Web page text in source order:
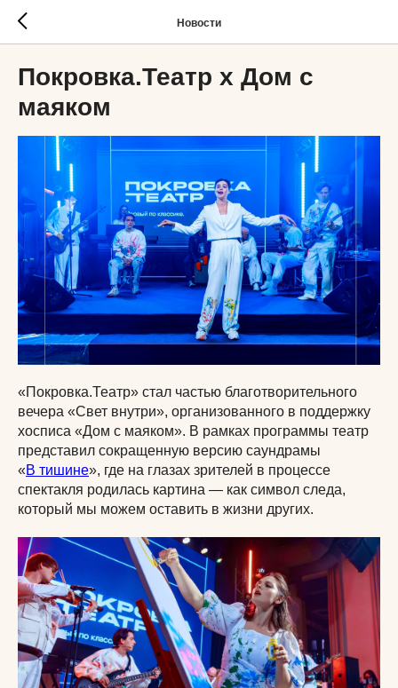
Новости
Покровка.Театр х Дом с
маяком
«Покровка.Театр» стал частью благотворительного
вечера «Свет внутри», организованного в поддержку
хосписа «Дом с маяком». В рамках программы театр
представил сокращенную версию саундрамы
«В тишине», где на глазах зрителей в процессе
спектакля родилась картина — как символ следа,
который мы можем оставить в жизни других.